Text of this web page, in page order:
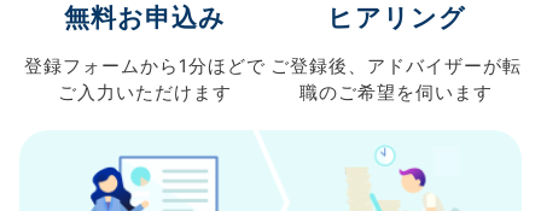
無料お申込み
登録フォームから 1分ほどで
ご入力 いただけます
ヒアリング
ご登録後、 アドバイザーが転
職のご希望を伺います